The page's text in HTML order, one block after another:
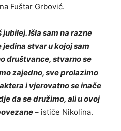
Fuštar Grbović.
Išla sam na razne
stvar u kojoj sam
društvance, stvarno se
zajedno, sve prolazimo
i vjerovatno se inače
da se družimo, ali u ovoj
– ističe Nikolina.